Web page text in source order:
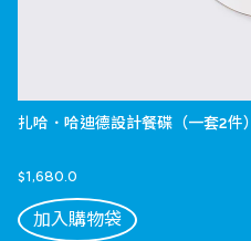
扎哈．哈迪德設計餐碟（一套2件）
$1,680.0
加入購物袋